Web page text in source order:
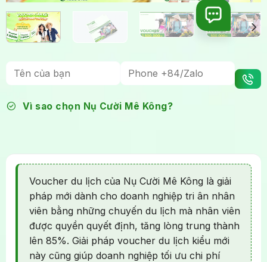
Vì sao chọn Nụ Cười Mê Kông?
Voucher du lịch của Nụ Cười Mê Kông là giải
pháp mới dành cho doanh nghiệp tri ân nhân
viên bằng những chuyến du lịch mà nhân viên
được quyền quyết định, tăng lòng trung thành
lên 85%. Giải pháp voucher du lịch kiểu mới
này cũng giúp doanh nghiệp tối ưu chi phí